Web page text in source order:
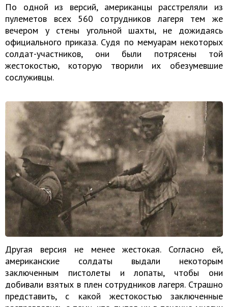
По одной из версий, американцы расстреляли из
пулеметов всех 560 сотрудников лагеря тем же
вечером у стены угольной шахты, не дожидаясь
официального приказа. Судя по мемуарам некоторых
солдат-участников, они были потрясены той
жестокостью, которую творили их обезумевшие
сослуживцы.
Другая версия не менее жестокая. Согласно ей,
американские солдаты выдали некоторым
заключенным пистолеты и лопаты, чтобы они
добивали взятых в плен сотрудников лагеря. Страшно
представить, с какой жестокостью заключенные